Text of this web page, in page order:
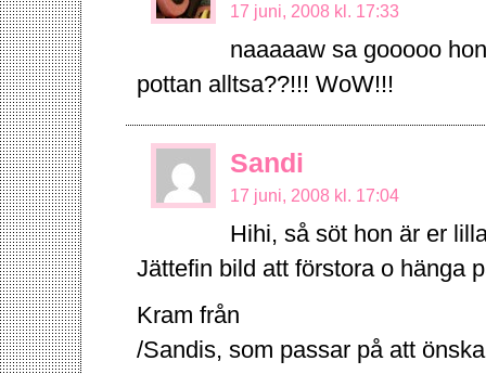
17 juni, 2008 kl. 17:33
naaaaaw sa gooooo
pottan alltsa??!!! WoW!!!
Sandi
17 juni, 2008 kl. 17:04
Hihi, så söt hon är er
Jättefin bild att förstora o hänga
Kram från
/Sandis, som passar på att